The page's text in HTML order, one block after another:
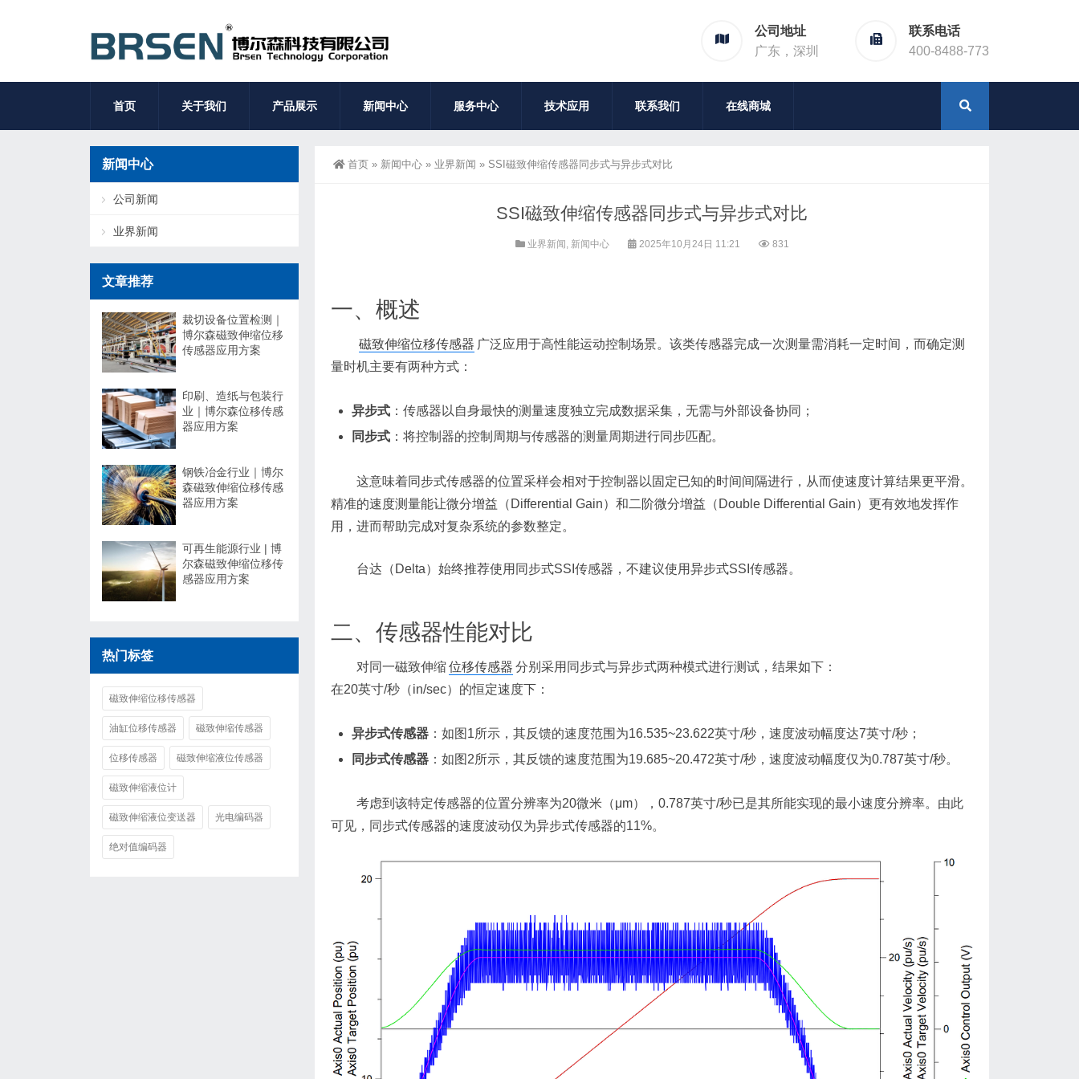
公司地址
广东，深圳
联系电话
400-8488-773
首页 关于我们 产品展示 新闻中心 服务中心 技术应用 联系我们 在线商城
首页 » 新闻中心 » 业界新闻 » SSI磁致伸缩传感器同步式与异步式对比
SSI磁致伸缩传感器同步式与异步式对比
业界新闻 , 新闻中心 2025年10月24日 11:21 831
一、概述
磁致伸缩位移传感器 广泛应用于高性能运动控制场景。该类传感器完成一次测量需消耗一定时间，而确定测
量时机主要有两种方式：
异步式：传感器以自身最快的测量速度独立完成数据采集，无需与外部设备协同；
同步式：将控制器的控制周期与传感器的测量周期进行同步匹配。
这意味着同步式传感器的位置采样会相对于控制器以固定已知的时间间隔进行，从而使速度计算结果更平滑。
精准的速度测量能让微分增益（Differential Gain）和二阶微分增益（Double Differential Gain）更有效地发挥作
用，进而帮助完成对复杂系统的参数整定。
台达（Delta）始终推荐使用同步式SSI传感器，不建议使用异步式SSI传感器。
二、传感器性能对比
对同一磁致伸缩位移传感器 分别采用同步式与异步式两种模式进行测试，结果如下：
在20英寸/秒（in/sec）的恒定速度下：
异步式传感器：如图1所示，其反馈的速度范围为16.535~23.622英寸/秒，速度波动幅度达7英寸/秒；
同步式传感器：如图2所示，其反馈的速度范围为19.685~20.472英寸/秒，速度波动幅度仅为0.787英寸/秒。
考虑到该特定传感器的位置分辨率为20微米（μm），0.787英寸/秒已是其所能实现的最小速度分辨率。由此
可见，同步式传感器的速度波动仅为异步式传感器的11%。
新闻中心
公司新闻
业界新闻
文章推荐
裁切设备位置检测｜
博尔森磁致伸缩位移
传感器应用方案
印刷、造纸与包装行
业｜博尔森位移传感
器应用方案
钢铁冶金行业｜博尔
森磁致伸缩位移传感
器应用方案
可再生能源行业 | 博
尔森磁致伸缩位移传
感器应用方案
热门标签
磁致伸缩位移传感器
油缸位移传感器 磁致伸缩传感器
位移传感器 磁致伸缩液位传感器
磁致伸缩液位计
磁致伸缩液位变送器 光电编码器
绝对值编码器